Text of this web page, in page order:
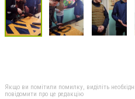
Якщо ви помітили помилку, виділіть
повідомити про це редакцію